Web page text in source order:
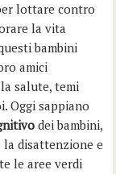
lottare contro
la vita
bambini
amici
salute, temi
Oggi sappiano
dei bambini,
la disattenzione e
le aree verdi